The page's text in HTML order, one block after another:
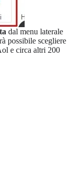
dal menu laterale
possibile scegliere
e circa altri 200